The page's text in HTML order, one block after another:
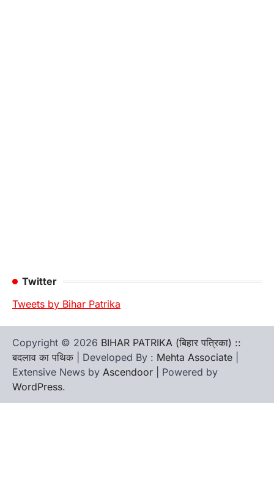
Twitter
Tweets by Bihar Patrika
Copyright © 2026 BIHAR PATRIKA (बिहार पत्रिका) ::
बदलाव का पथिक | Developed By : Mehta Associate
Extensive News by Ascendoor | Powered by
WordPress.